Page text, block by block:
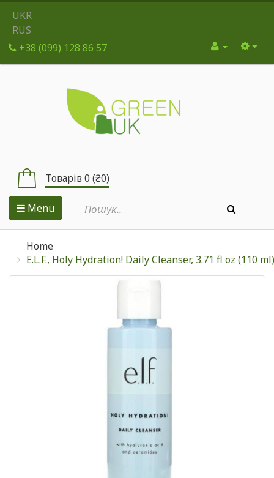
UKR
RUS
+38 (099) 128 86 57
Товарів 0 (₴0)
Menu
Home
E.L.F., Holy Hydration! Daily Cleanser, 3.71 fl oz (110 ml)